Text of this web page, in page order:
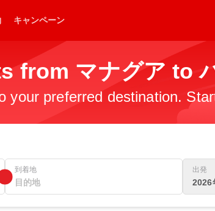
キャンペーン
from マナグア to
your preferred destination.
到着地 出発
2026